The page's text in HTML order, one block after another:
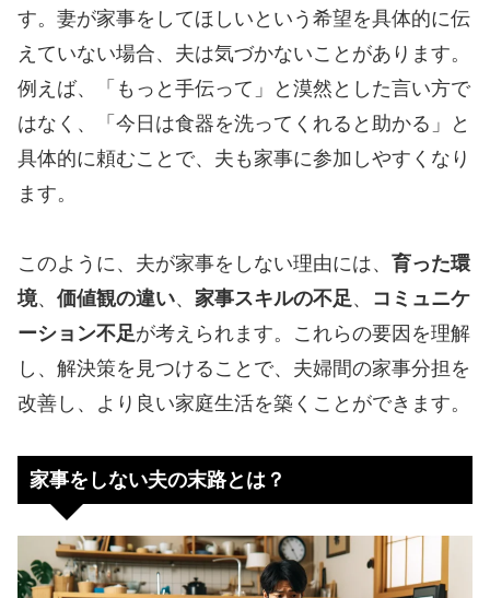
す。妻が家事をしてほしいという希望を具体的に伝
えていない場合、夫は気づかないことがあります。
例えば、「もっと手伝って」と漠然とした言い方で
はなく、「今日は食器を洗ってくれると助かる」と
具体的に頼むことで、夫も家事に参加しやすくなり
ます。
このように、夫が家事をしない理由には、 育った環
境、 価値観の違い、 家事スキルの不足 、 コミュニケ
ーション不足が考えられます。これらの要因を理解
し、解決策を見つけることで、夫婦間の家事分担を
改善し、より良い家庭生活を築くことができます。
家事をしない夫の末路とは？